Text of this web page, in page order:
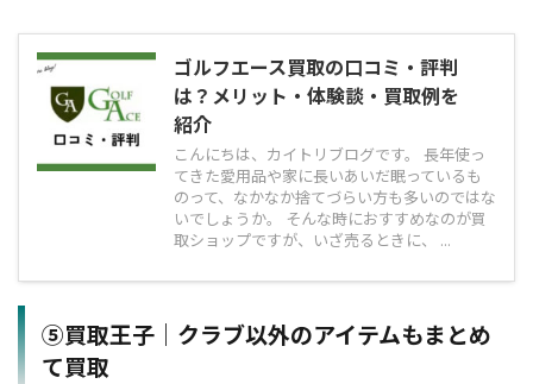
ゴルフエース買取の口コミ・評判
は？メリット・体験談・買取例を
紹介
こんにちは、カイトリブログです。 長年使っ
てきた愛用品や家に長いあいだ眠っているも
のって、なかなか捨てづらい方も多いのではな
いでしょうか。 そんな時におすすめなのが買
取ショップですが、いざ売るときに、 ...
⑤買取王子｜クラブ以外のアイテムもまとめ
て買取